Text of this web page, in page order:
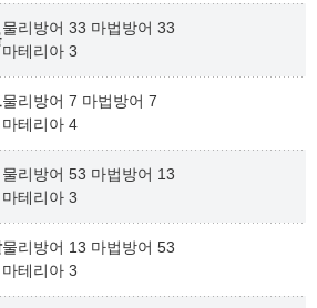
물리방어 33 마법방어 33
마테리아 3
물리방어 7 마법방어 7
마테리아 4
물리방어 53 마법방어 13
마테리아 3
물리방어 13 마법방어 53
마테리아 3